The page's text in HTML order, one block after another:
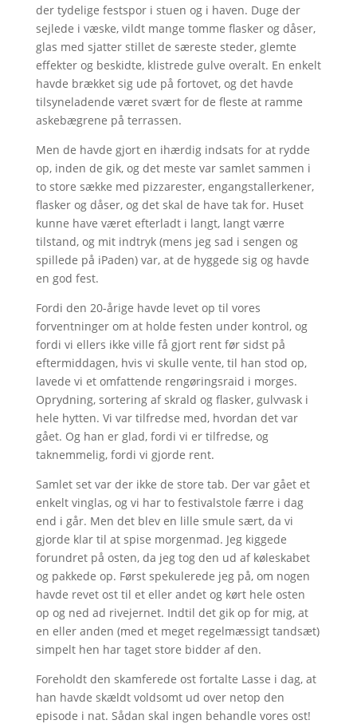
der tydelige festspor i stuen og i haven. Duge der
sejlede i væske, vildt mange tomme flasker og dåser,
glas med sjatter stillet de særeste steder, glemte
effekter og beskidte, klistrede gulve overalt. En enkelt
havde brækket sig ude på fortovet, og det havde
tilsyneladende været svært for de fleste at ramme
askebægrene på terrassen.
Men de havde gjort en ihærdig indsats for at rydde
op, inden de gik, og det meste var samlet sammen i
to store sække med pizzarester, engangstallerkener,
flasker og dåser, og det skal de have tak for. Huset
kunne have været efterladt i langt, langt værre
tilstand, og mit indtryk (mens jeg sad i sengen og
spillede på iPaden) var, at de hyggede sig og havde
en god fest.
Fordi den 20-årige havde levet op til vores
forventninger om at holde festen under kontrol, og
fordi vi ellers ikke ville få gjort rent før sidst på
eftermiddagen, hvis vi skulle vente, til han stod op,
lavede vi et omfattende rengøringsraid i morges.
Oprydning, sortering af skrald og flasker, gulvvask i
hele hytten. Vi var tilfredse med, hvordan det var
gået. Og han er glad, fordi vi er tilfredse, og
taknemmelig, fordi vi gjorde rent.
Samlet set var der ikke de store tab. Der var gået et
enkelt vinglas, og vi har to festivalstole færre i dag
end i går. Men det blev en lille smule sært, da vi
gjorde klar til at spise morgenmad. Jeg kiggede
forundret på osten, da jeg tog den ud af køleskabet
og pakkede op. Først spekulerede jeg på, om nogen
havde revet ost til et eller andet og kørt hele osten
op og ned ad rivejernet. Indtil det gik op for mig, at
en eller anden (med et meget regelmæssigt tandsæt)
simpelt hen har taget store bidder af den.
Foreholdt den skamferede ost fortalte Lasse i dag, at
han havde skældt voldsomt ud over netop den
episode i nat. Sådan skal ingen behandle vores ost!